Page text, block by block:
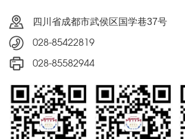
四川省成都市武侯区国学巷37号
028-85422819
028-85582944